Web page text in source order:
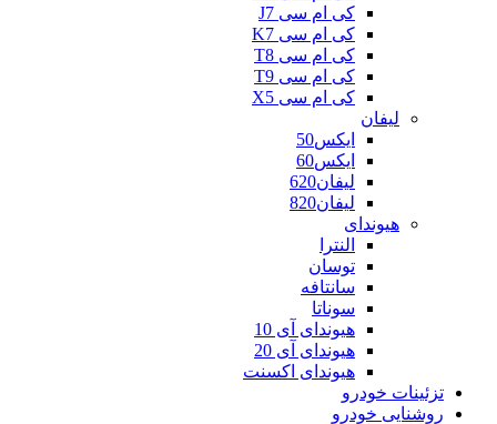
کی ام سی J7
کی ام سی K7
کی ام سی T8
کی ام سی T9
کی ام سی X5
لیفان
ایکس50
ایکس60
لیفان620
لیفان820
هیوندای
النترا
توسان
سانتافه
سوناتا
هیوندای آی 10
هیوندای آی 20
هیوندای اکسنت
تزئینات خودرو
روشنایی خودرو